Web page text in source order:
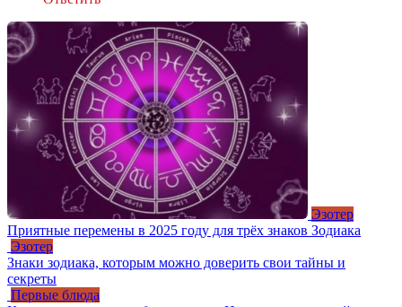
Эзотер
Приятные перемены в 2025 году для трёх знаков Зодиака
Эзотер
Знаки зодиака, которым можно доверить свои тайны и
секреты
Первые блюда